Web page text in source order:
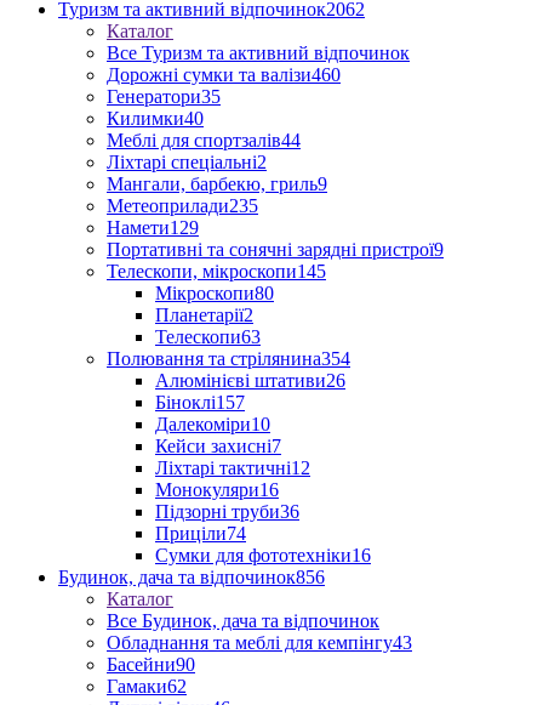
Туризм та активний відпочинок2062
Каталог
Все Туризм та активний відпочинок
Дорожні сумки та валізи460
Генератори35
Килимки40
Меблі для спортзалів44
Ліхтарі спеціальні2
Мангали, барбекю, гриль9
Метеоприлади235
Намети129
Портативні та сонячні зарядні пристрої9
Телескопи, мікроскопи145
Мікроскопи80
Планетарії2
Телескопи63
Полювання та стрілянина354
Алюмінієві штативи26
Біноклі157
Далекоміри10
Кейси захисні7
Ліхтарі тактичні12
Монокуляри16
Підзорні труби36
Приціли74
Сумки для фототехніки16
Будинок, дача та відпочинок856
Каталог
Все Будинок, дача та відпочинок
Обладнання та меблі для кемпінгу43
Басейни90
Гамаки62